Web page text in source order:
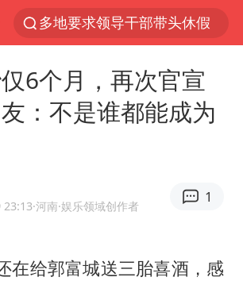
多地要求领导干部带头休假
金饰克价大幅跳涨
24小时不关空调 电费会更低吗
中国五箭齐发反制美国
6个月，再次官宣
：不是谁都能成为
23:13·河南·娱乐领域创作者
1
在给郭富城送三胎喜酒，感